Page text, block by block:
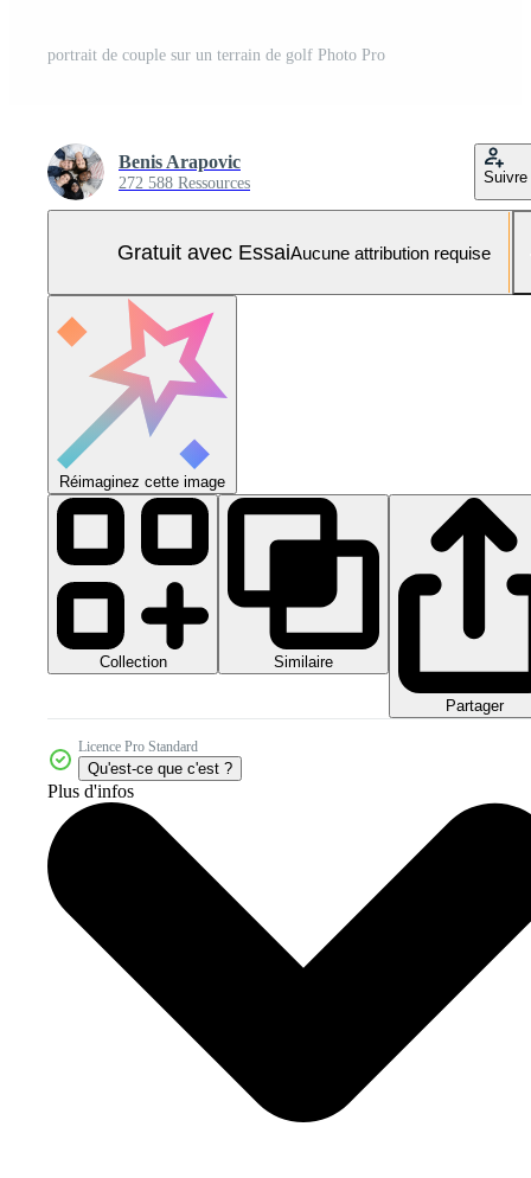
portrait de couple sur un terrain de golf Photo Pro
Benis Arapovic
272 588 Ressources Suivre
Gratuit avec EssaiAucune attribution requise
Réimaginez cette image
Collection Similaire
Partager
Licence Pro Standard
Qu'est-ce que c'est ?
Plus d'infos